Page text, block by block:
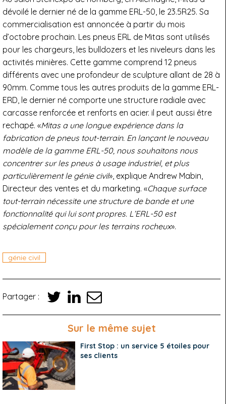
dévoilé le dernier né de la gamme ERL-50, le 23.5R25. Sa
commercialisation est annoncée à partir du mois
d’octobre prochain. Les pneus ERL de Mitas sont utilisés
pour les chargeurs, les bulldozers et les niveleurs dans les
activités minières. Cette gamme comprend 12 pneus
différents avec une profondeur de sculpture allant de 28 à
90mm. Comme tous les autres produits de la gamme ERL-
ERD, le dernier né comporte une structure radiale avec
carcasse renforcée et renforts en acier. il peut aussi être
rechapé. «Mitas a une longue expérience dans la
fabrication de pneus tout-terrain. En lançant le nouveau
modèle de la gamme ERL-50, nous souhaitons nous
concentrer sur les pneus à usage industriel, et plus
particulièrement le génie civil», explique Andrew Mabin,
Directeur des ventes et du marketing. «Chaque surface
tout-terrain nécessite une structure de bande et une
fonctionnalité qui lui sont propres. L’ERL-50 est
spécialement conçu pour les terrains rocheux».
génie civil
Partager :
Sur le même sujet
First Stop : un service 5 étoiles pour
ses clients